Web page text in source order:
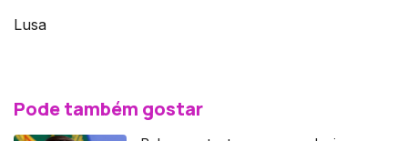
Lusa
Pode também gostar